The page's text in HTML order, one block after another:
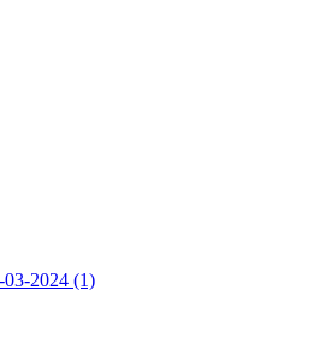
2024 (1)